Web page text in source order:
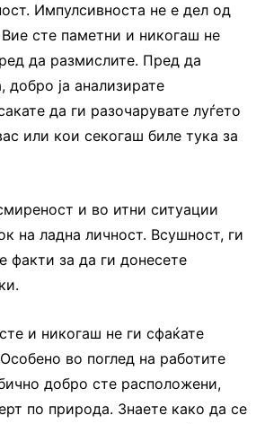
Импулсивноста не е дел од
сте паметни и никогаш не
да размислите. Пред да
добро ја анализирате
да ги разочарувате луѓето
или кои секогаш биле тука за
и во итни ситуации
на ладна личност. Всушност, ги
факти за да ги донесете
и никогаш не ги сфаќате
во поглед на работите
добро сте расположени,
по природа. Знаете како да се